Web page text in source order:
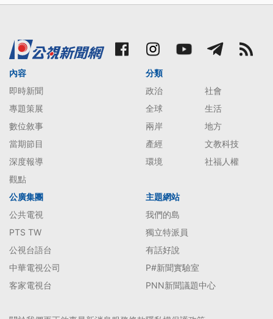
內容
即時新聞
專題策展
數位敘事
當期節目
深度報導
觀點
分類
政治
社會
全球
生活
兩岸
地方
產經
文教科技
環境
社福人權
公廣集團
公共電視
PTS TW
公視台語台
中華電視公司
客家電視台
主題網站
我們的島
獨立特派員
有話好說
P#新聞實驗室
PNN新聞議題中心